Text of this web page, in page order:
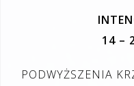
14 –
PODWYŻSZENIA